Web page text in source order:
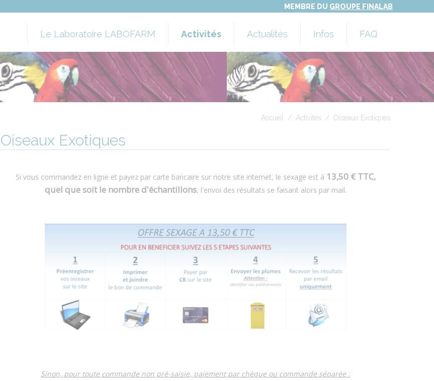
MEMBRE DU GROUPE FINALAB
Le Laboratoire LABOFARM
L'équipe
Assurance Qualité - Accréditation
Publications - Communications
Activités
Santé Animale
Analyses génétiques
Oiseaux Exotiques
Actualités Infos
Nous contacter
FAQ
Accueil / Activités / Oiseaux Exotiques
Oiseaux Exotiques
Si vous commandez en ligne et payez par carte bancaire sur notre site internet, le sexage est à 13,50 € TTC,
quel que soit le nombre d'échantillons, l'envoi des résultats se faisant alors par mail.
Sinon, pour toute commande non pré-saisie, paiement par chèque ou commande séparée :